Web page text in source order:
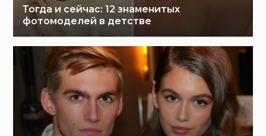
Тогда и сейчас: 12 знаменитых
фотомоделей в детстве